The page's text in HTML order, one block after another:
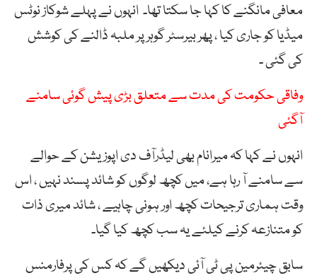
معافی مانگنے کا کہا جا سکتا تھا۔ انہوں نے پہلے شوکاز نوٹس
میڈیا کو جاری کیا ، پھر بیرسٹر گوہر پر ملبہ ڈالنے کی کوشش
کی گئی ۔
وفاقی حکومت کی مدت سے متعلق بڑی پیش گوئی سامنے
آگئی
انہوں نے کہا کہ میرانام بھی لیڈرآف دی اپوزیشن کے حوالے
سے سامنے آ رہا ہے، میں کچھ لوگوں کو شائد پسند نہیں ، اس
وقت ہماری ترجیحات کچھ اور ہونی چاہیے ، شائد میری ذات
کو متنازعہ کرنے کیلئے یہ سب کچھ کیا گیا۔
سابق چیئرمین پی ٹی آئی دیکھیں گے کہ کس کی پرفارمنس